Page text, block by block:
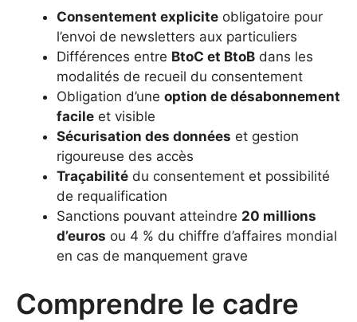
Consentement explicite obligatoire pour
l’envoi de newsletters aux particuliers
Différences entre BtoC et BtoB dans les
modalités de recueil du consentement
Obligation d’une option de désabonnement
facile et visible
Sécurisation des données et gestion
rigoureuse des accès
Traçabilité du consentement et possibilité
de requalification
Sanctions pouvant atteindre 20 millions
d’euros ou 4 % du chiffre d’affaires mondial
en cas de manquement grave
Comprendre le cadre